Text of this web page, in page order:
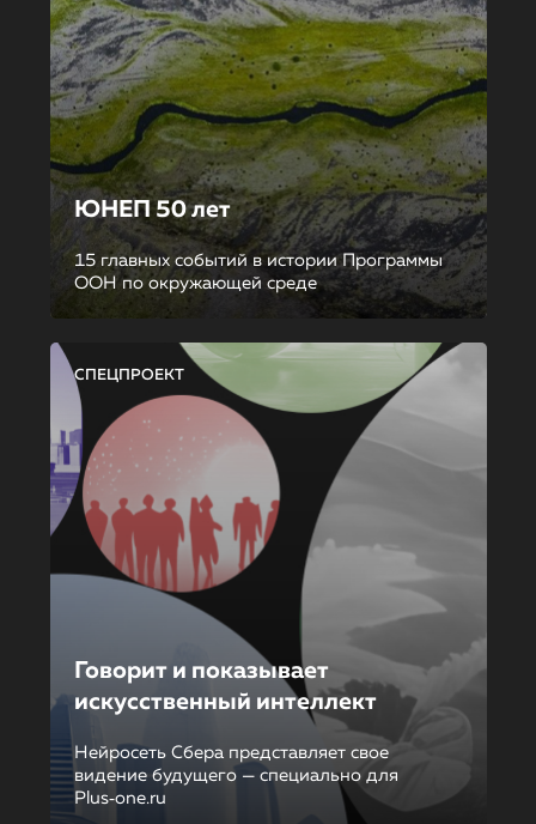
ЮНЕП 50 лет
15 главных событий в истории Программы
ООН по окружающей среде
СПЕЦПРОЕКТ
Говорит и показывает
искусственный интеллект
Нейросеть Сбера представляет свое
видение будущего — специально для
Plus‑one.ru